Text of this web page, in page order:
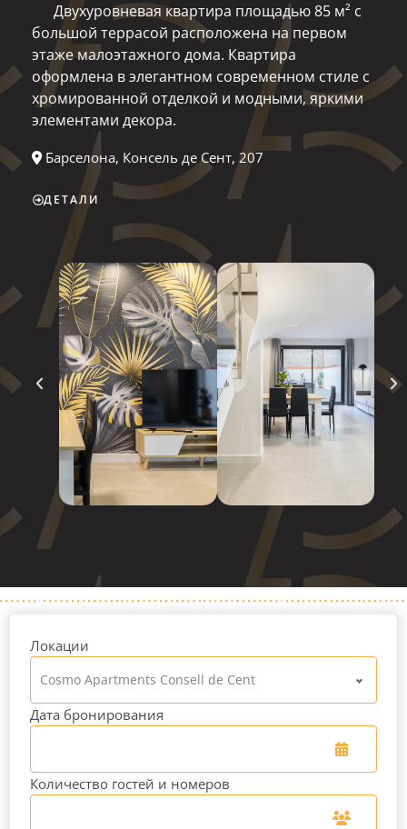
Двухуровневая квартира площадью 85 м² с
большой террасой расположена на первом
этаже малоэтажного дома. Квартира
оформлена в элегантном современном стиле с
хромированной отделкой и модными, яркими
элементами декора.
Барселона, Консель де Сент, 207
ДЕТАЛИ
Локации
Cosmo Apartments Consell de Cent
Дата бронирования
Количество гостей и номеров